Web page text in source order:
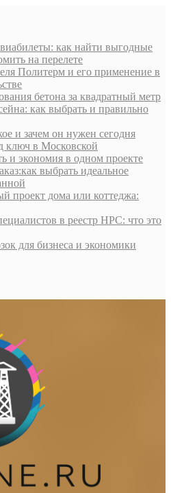
как найти выгодные
на перелете
Политерм и его применение в
бетона за квадратный метр
как выбрать и правильно
и зачем он нужен сегодня
ключ в Московской
и экономия в одном проекте
выбрать идеальное
проект дома или коттеджа:
в реестр НРС: что это
для бизнеса и экономики